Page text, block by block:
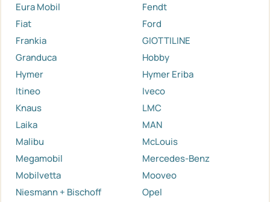
Eura Mobil
Fendt
Fiat
Ford
Frankia
GIOTTILINE
Granduca
Hobby
Hymer
Hymer Eriba
Itineo
Iveco
Knaus
LMC
Laika
MAN
Malibu
McLouis
Megamobil
Mercedes-Benz
Mobilvetta
Mooveo
Niesmann + Bischoff
Opel